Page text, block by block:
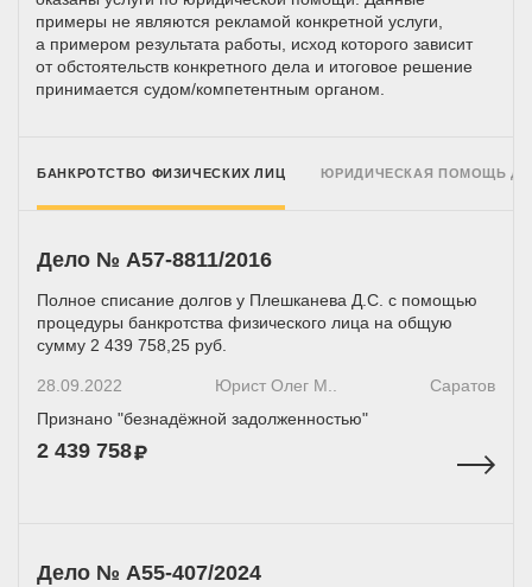
примеры не являются рекламой конкретной услуги,
а примером результата работы, исход которого зависит
от обстоятельств конкретного дела и итоговое решение
принимается судом/компетентным органом.
БАНКРОТСТВО ФИЗИЧЕСКИХ ЛИЦ ЮРИДИЧЕСКАЯ ПОМОЩЬ
Дело № A57-8811/2016
Полное списание долгов у Плешканева Д.С. с помощью
процедуры банкротства физического лица на общую
сумму 2 439 758,25 руб.
28.09.2022 Юрист Олег М..
Саратов
Признано "безнадёжной задолженностью"
2 439 758
Дело № А55-407/2024